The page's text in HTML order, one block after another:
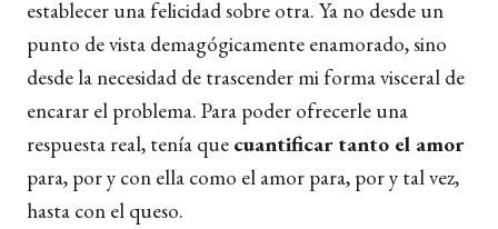
establecer una felicidad sobre otra. Ya no desde un
punto de vista demagógicamente enamorado, sino
desde la necesidad de trascender mi forma visceral de
encarar el problema. Para poder ofrecerle una
respuesta real, tenía que cuantificar tanto el amor
para, por y con ella como el amor para, por y tal vez,
hasta con el queso.